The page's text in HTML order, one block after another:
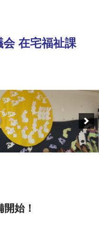
在宅福祉課
始！